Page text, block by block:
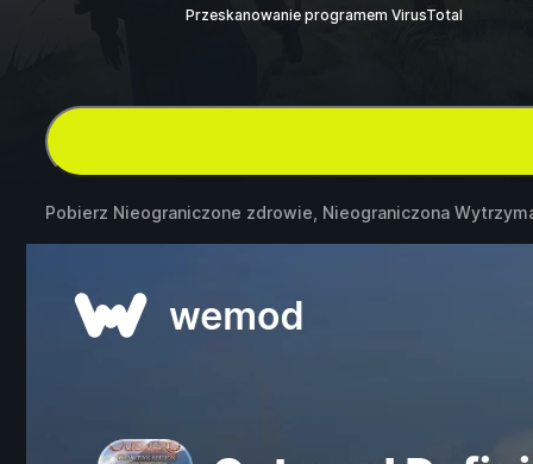
Przeskanowanie programem VirusTotal
Pobierz Nieograniczone zdrowie, Nieograniczona